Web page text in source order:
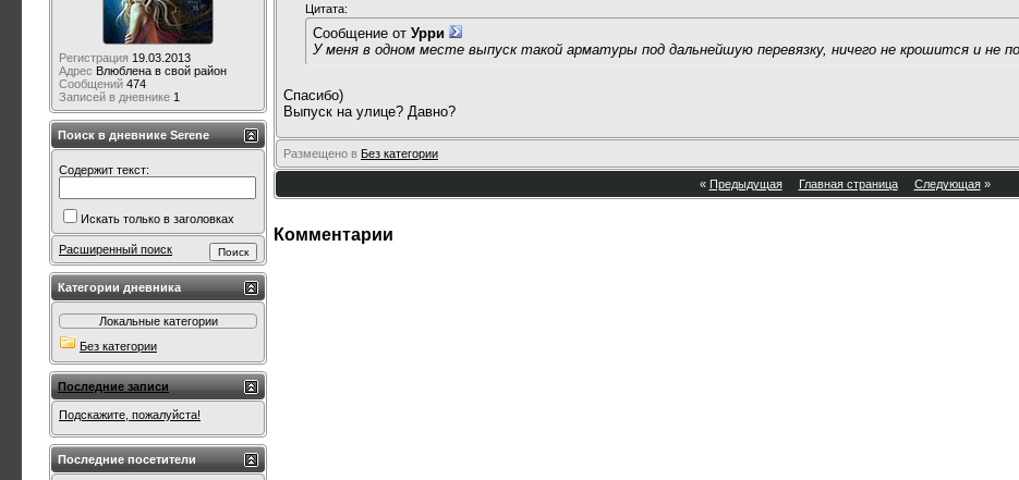
Цитата:
Сообщение от Урри
У меня в одном месте выпуск такой арматуры под дальнейшую перевязку, ничего не крошится и не
Спасибо)
Выпуск на улице? Давно?
Размещено в Без категории
« Предыдущая Главная страница Следующая»
Комментарии
Регистрация 19.03.2013
Адрес Влюблена в свой район
Сообщений 474
Записей в дневнике 1
Поиск в дневнике Serene
Содержит текст:
Искать только в заголовках
Расширенный поиск
Категории дневника
Локальные категории
Без категории
Последние записи
Подскажите, пожалуйста!
Последние посетители